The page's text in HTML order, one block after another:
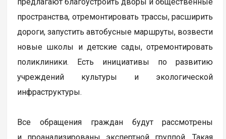
пространства, отремонтировать трассы, расширить
дороги, запустить автобусные маршруты, возвести
новые школы и детские сады, отремонтировать
поликлиники. Есть инициативы по развитию
учреждений культуры и экологической
инфраструктуры.
Все обращения граждан будут рассмотрены